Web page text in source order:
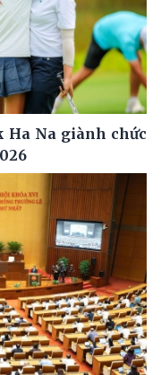
Ha Na giành chức